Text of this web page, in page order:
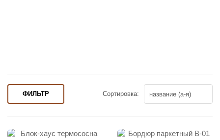
ФИЛЬТР Сортировка: